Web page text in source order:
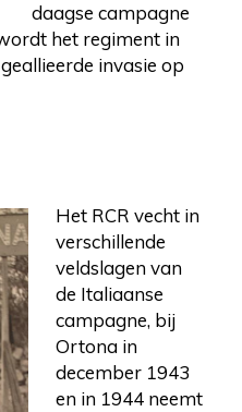
daagse campagne
het regiment in
invasie op
Het RCR vecht in
verschillende
veldslagen van
de Italiaanse
campagne, bij
Ortona in
december 1943
en in 1944 neemt